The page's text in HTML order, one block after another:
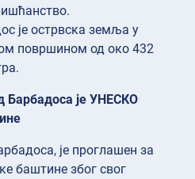
је острвска земља у
површином од око 432
Барбадоса је УНЕСКО
је проглашен за
баштине због свог